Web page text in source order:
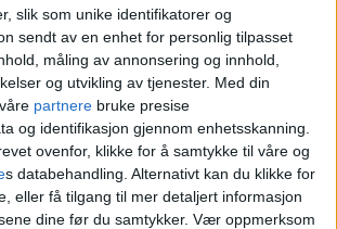
slik som unike identifikatorer og
sendt av en enhet for personlig tilpasset
måling av annonsering og innhold,
og utvikling av tjenester. Med din
partnere bruke presise
og identifikasjon gjennom enhetsskanning.
ovenfor, klikke for å samtykke til våre og
s databehandling. Alternativt kan du klikke for
eller få tilgang til mer detaljert informasjon
dine før du samtykker. Vær oppmerksom
fremfører, inneholder
og logiske feil. For det
skattesystemet i dag er
sånn at omkring 40
små leilighetene vil ende
for de som vil